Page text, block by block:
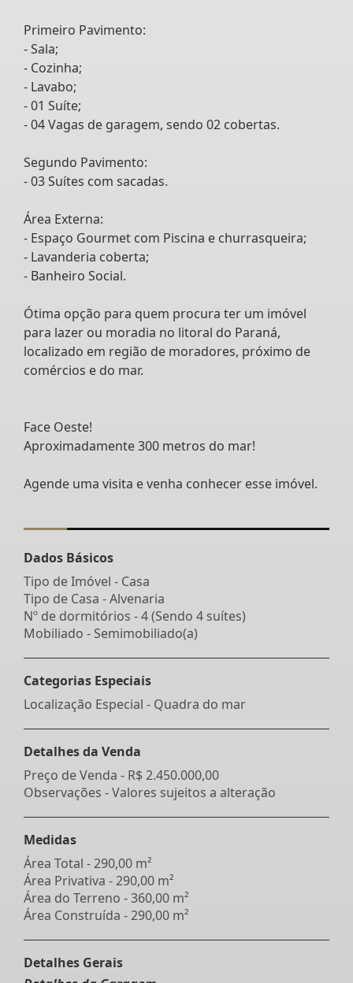
Primeiro Pavimento:
- Sala;
- Cozinha;
- Lavabo;
- 01 Suíte;
- 04 Vagas de garagem, sendo 02 cobertas.
Segundo Pavimento:
- 03 Suítes com sacadas.
Área Externa:
- Espaço Gourmet com Piscina e churrasqueira;
- Lavanderia coberta;
- Banheiro Social.
Ótima opção para quem procura ter um imóvel
para lazer ou moradia no litoral do Paraná,
localizado em região de moradores, próximo de
comércios e do mar.
Face Oeste!
Aproximadamente 300 metros do mar!
Agende uma visita e venha conhecer esse imóvel.
Dados Básicos
Tipo de Imóvel - Casa
Tipo de Casa - Alvenaria
Nº de dormitórios - 4 (Sendo 4 suítes)
Mobiliado - Semimobiliado(a)
Categorias Especiais
Localização Especial - Quadra do mar
Detalhes da Venda
Preço de Venda - R$ 2.450.000,00
Observações - Valores sujeitos a alteração
Medidas
Área Total - 290,00 m²
Área Privativa - 290,00 m²
Área do Terreno - 360,00 m²
Área Construída - 290,00 m²
Detalhes Gerais